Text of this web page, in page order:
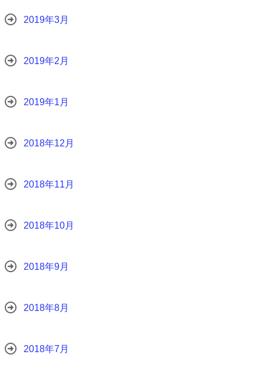
2019年3月
2019年2月
2019年1月
2018年12月
2018年11月
2018年10月
2018年9月
2018年8月
2018年7月